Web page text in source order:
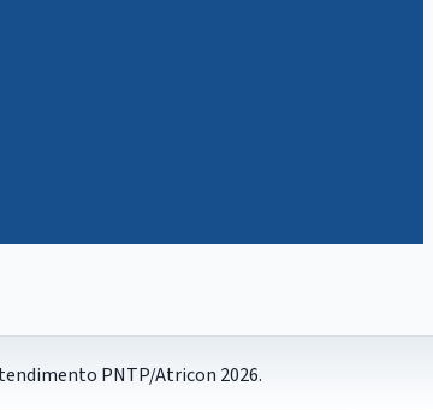
PNTP/Atricon 2026.